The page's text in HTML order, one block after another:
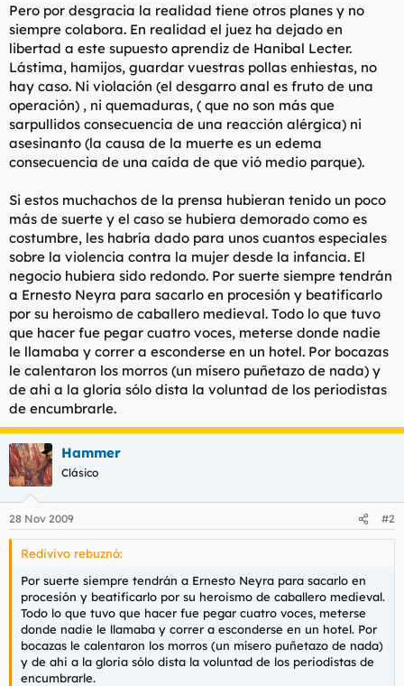
Pero por desgracia la realidad tiene otros planes y no
siempre colabora. En realidad el juez ha dejado en
libertad a este supuesto aprendiz de Hanibal Lecter.
Lástima, hamijos, guardar vuestras pollas enhiestas, no
hay caso. Ni violación (el desgarro anal es fruto de una
operación) , ni quemaduras, ( que no son más que
sarpullidos consecuencia de una reacción alérgica) ni
asesinanto (la causa de la muerte es un edema
consecuencia de una caída de que vió medio parque).
Si estos muchachos de la prensa hubieran tenido un poco
más de suerte y el caso se hubiera demorado como es
costumbre, les habría dado para unos cuantos especiales
sobre la violencia contra la mujer desde la infancia. El
negocio hubiera sido redondo. Por suerte siempre tendrán
a Ernesto Neyra para sacarlo en procesión y beatificarlo
por su heroismo de caballero medieval. Todo lo que tuvo
que hacer fue pegar cuatro voces, meterse donde nadie
le llamaba y correr a esconderse en un hotel. Por bocazas
le calentaron los morros (un mísero puñetazo de nada) y
de ahi a la gloria sólo dista la voluntad de los periodistas
de encumbrarle.
Hammer
Clásico
28 Nov 2009 #2
Redivivo rebuznó:
Por suerte siempre tendrán a Ernesto Neyra para sacarlo en
procesión y beatificarlo por su heroismo de caballero medieval.
Todo lo que tuvo que hacer fue pegar cuatro voces, meterse
donde nadie le llamaba y correr a esconderse en un hotel. Por
bocazas le calentaron los morros (un mísero puñetazo de nada)
y de ahi a la gloria sólo dista la voluntad de los periodistas de
encumbrarle.